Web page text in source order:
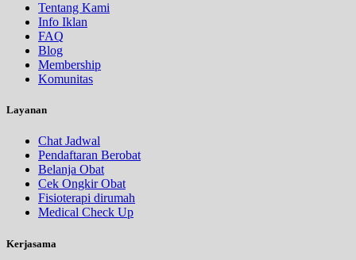
Tentang Kami
Info Iklan
FAQ
Blog
Membership
Komunitas
Layanan
Chat Jadwal
Pendaftaran Berobat
Belanja Obat
Cek Ongkir Obat
Fisioterapi dirumah
Medical Check Up
Kerjasama